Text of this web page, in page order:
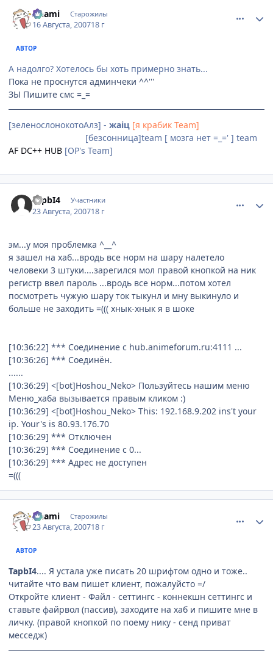
Anami Старожилы
16 Августа, 200718 г
АВТОР
А надолго? Хотелось бы хоть примерно знать...
Пока не проснутся админчеки ^^'''
ЗЫ Пишите смс =_=
[зеленослонокотоАлз] - жаiц [я крабик Team]
[безсонница]team [ мозга нет =_=' ] team
AF DC++ HUB [OP's Team]
TapbI4 Участники
23 Августа, 200718 г
эм...у моя проблемка ^__^
я зашел на хаб...вродь все норм на шару налетело
человеки 3 штуки....зарегился мол правой кнопкой на ник
регистр ввел пароль ...вродь все норм...потом хотел
посмотреть чужую шару ток тыкунл и мну выкинуло и
больше не заходить =((( хнык-хнык я в шоке
[10:36:22] *** Соединение с hub.animeforum.ru:4111 ...
[10:36:26] *** Соединён.
......
[10:36:29] <[bot]Hoshou_Neko> Пользуйтесь нашим меню
Меню_хаба вызывается правым кликом :)
[10:36:29] <[bot]Hoshou_Neko> This: 192.168.9.202 ins't your
ip. Your's is 80.93.176.70
[10:36:29] *** Отключен
[10:36:29] *** Соединение с 0...
[10:36:29] *** Адрес не доступен
=(((
Anami Старожилы
23 Августа, 200718 г
АВТОР
TapbI4.... Я устала уже писать 20 шрифтом одно и тоже..
читайте что вам пишет клиент, пожалуйсто =/
Откройте клиент - Файл - сеттингс - коннекшн сеттингс и
ставьте файрвол (пассив), заходите на хаб и пишите мне в
личку. (правой кнопкой по поему нику - сенд приват
месседж)